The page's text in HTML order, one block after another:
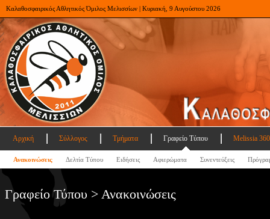
Καλαθοσφαιρικός Αθλητικός Όμιλος Μελισσίων | Κυριακή, 9 Αυγούστου 2026
Αρχική Σύλλογος Τμήματα Γραφείο Τύπου Melissia
Ανακοινώσεις Δελτία Τύπου Ειδήσεις Αφιερώματα Συνεντεύξεις
Γραφείο Τύπου > Ανακοινώσεις